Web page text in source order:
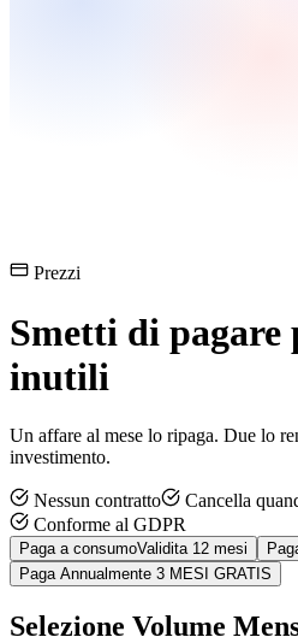
Prezzi
Smetti di pagare
inutili
Un affare al mese lo ripaga. Due lo
investimento.
Nessun contratto Cancella
Conforme al GDPR
Paga a consumoValidita 12 mesi
Paga Annualmente 3 MESI GRATIS
Selezione Volume